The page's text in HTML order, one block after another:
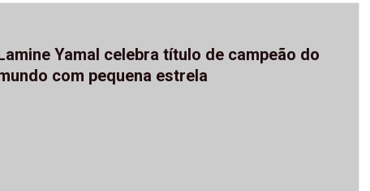
Yamal celebra título de campeão do
com pequena estrela